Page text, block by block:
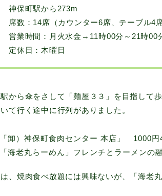
神保町駅から273m
席数：14席（カウンター6席、テーブル4
営業時間：月火水金→11時00分～21時
定休日：木曜日
から傘をさして「麺屋３３」を目指して
て行く途中に行列がありました。
「卸）神保町食肉センター 本店」 1000円
「海老丸らーめん」フレンチとラーメンの
、焼肉食べ放題には興味ないが、「海老